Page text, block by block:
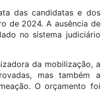
das candidatas e dos
de 2024. A ausência de
no sistema judiciário
da mobilização, a
mas também a
O orçamento foi